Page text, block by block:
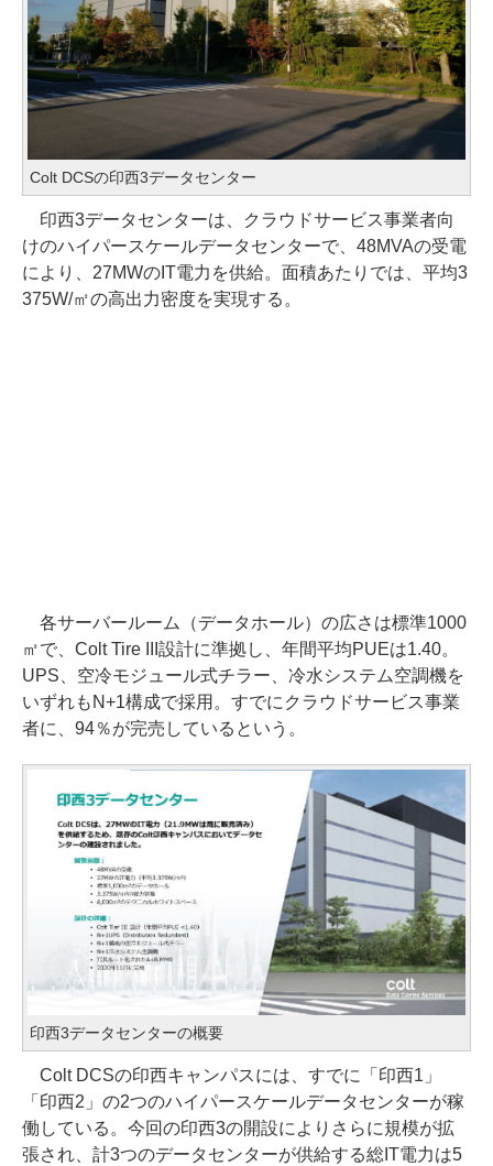
Colt DCSの印西3データセンター
印西3データセンターは、クラウドサービス事業者向
けのハイパースケールデータセンターで、48MVAの受電
により、27MWのIT電力を供給。面積あたりでは、平均3
375W/㎡の高出力密度を実現する。
各サーバールーム（データホール）の広さは標準1000
㎡で、Colt Tire III設計に準拠し、年間平均PUEは1.40。
UPS、空冷モジュール式チラー、冷水システム空調機を
いずれもN+1構成で採用。すでにクラウドサービス事業
者に、94％が完売しているという。
印西3データセンターの概要
Colt DCSの印西キャンパスには、すでに「印西1」
「印西2」の2つのハイパースケールデータセンターが稼
働している。今回の印西3の開設によりさらに規模が拡
張され、計3つのデータセンターが供給する総IT電力は5